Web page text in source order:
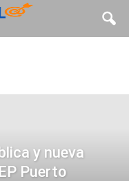
y nueva
Puerto